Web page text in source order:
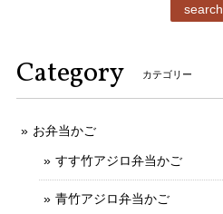
search
Category カテゴリー
お弁当かご
すす竹アジロ弁当かご
青竹アジロ弁当かご